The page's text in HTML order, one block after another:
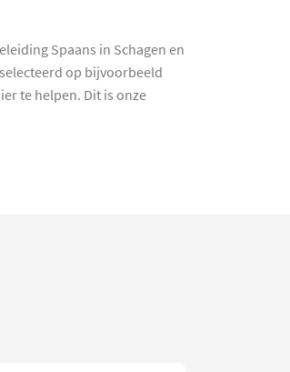
Spaans in Schagen en
op bijvoorbeeld
te helpen. Dit is onze